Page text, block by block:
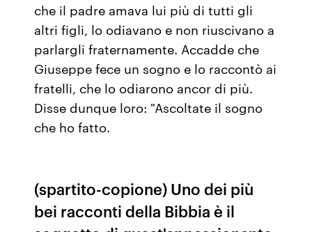
che il padre amava lui più di tutti gli
altri figli, lo odiavano e non riuscivano a
parlargli fraternamente. Accadde che
Giuseppe fece un sogno e lo raccontò ai
fratelli, che lo odiarono ancor di più.
Disse dunque loro: "Ascoltate il sogno
che ho fatto.
(spartito-copione) Uno dei più
bei racconti della Bibbia è il